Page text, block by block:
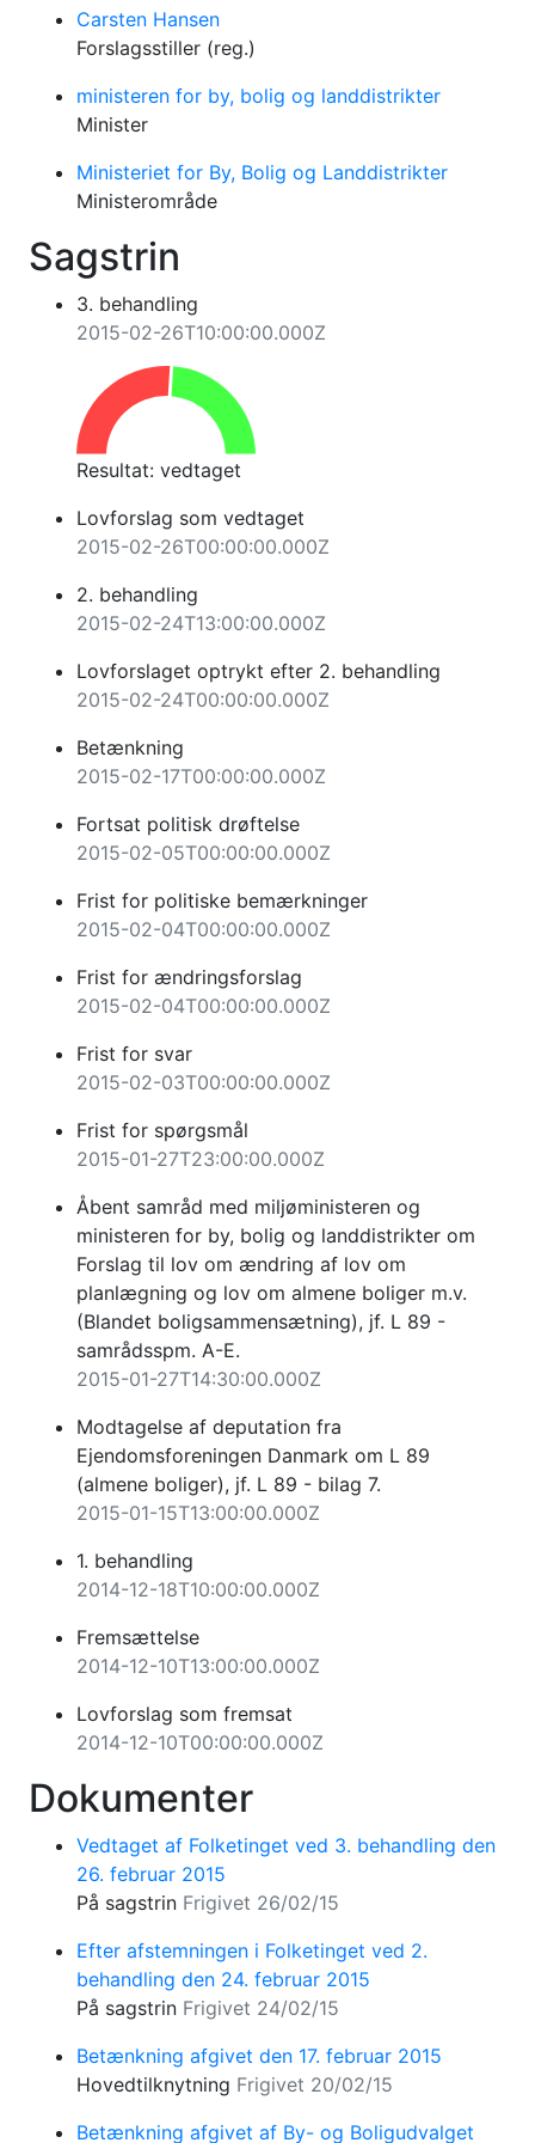
Carsten Hansen
Forslagsstiller (reg.)
ministeren for by, bolig og landdistrikter
Minister
Ministeriet for By, Bolig og Landdistrikter
Ministerområde
Sagstrin
3. behandling
2015-02-26T10:00:00.000Z
Resultat: vedtaget
Lovforslag som vedtaget
2015-02-26T00:00:00.000Z
2. behandling
2015-02-24T13:00:00.000Z
Lovforslaget optrykt efter 2. behandling
2015-02-24T00:00:00.000Z
Betænkning
2015-02-17T00:00:00.000Z
Fortsat politisk drøftelse
2015-02-05T00:00:00.000Z
Frist for politiske bemærkninger
2015-02-04T00:00:00.000Z
Frist for ændringsforslag
2015-02-04T00:00:00.000Z
Frist for svar
2015-02-03T00:00:00.000Z
Frist for spørgsmål
2015-01-27T23:00:00.000Z
Åbent samråd med miljøministeren og
ministeren for by, bolig og landdistrikter om
Forslag til lov om ændring af lov om
planlægning og lov om almene boliger m.v.
(Blandet boligsammensætning), jf. L 89 -
samrådsspm. A-E.
2015-01-27T14:30:00.000Z
Modtagelse af deputation fra
Ejendomsforeningen Danmark om L 89
(almene boliger), jf. L 89 - bilag 7.
2015-01-15T13:00:00.000Z
1. behandling
2014-12-18T10:00:00.000Z
Fremsættelse
2014-12-10T13:00:00.000Z
Lovforslag som fremsat
2014-12-10T00:00:00.000Z
Dokumenter
Vedtaget af Folketinget ved 3. behandling den
26. februar 2015
På sagstrin Frigivet 26/02/15
Efter afstemningen i Folketinget ved 2.
behandling den 24. februar 2015
På sagstrin Frigivet 24/02/15
Betænkning afgivet den 17. februar 2015
Hovedtilknytning Frigivet 20/02/15
Betænkning afgivet af By- og Boligudvalget